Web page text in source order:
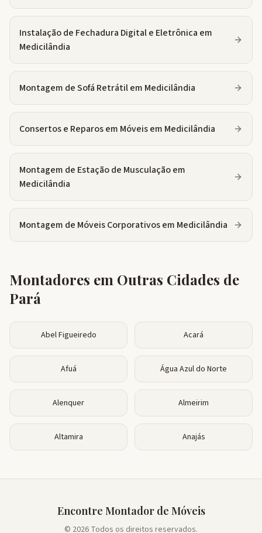
Instalação de Fechadura Digital e Eletrônica em
Medicilândia
Montagem de Sofá Retrátilem Medicilândia
Consertos e Reparos em Móveisem Medicilândia
Montagem de Estação de Musculaçãoem
Medicilândia
Montagem de Móveis Corporativosem Medicilândia
Montadores em Outras Cidades de
Pará
Abel Figueiredo Acará
Afuá Água Azul do Norte
Alenquer Almeirim
Altamira Anajás
Encontre Montador de Móveis
© 2026 Todos os direitos reservados.